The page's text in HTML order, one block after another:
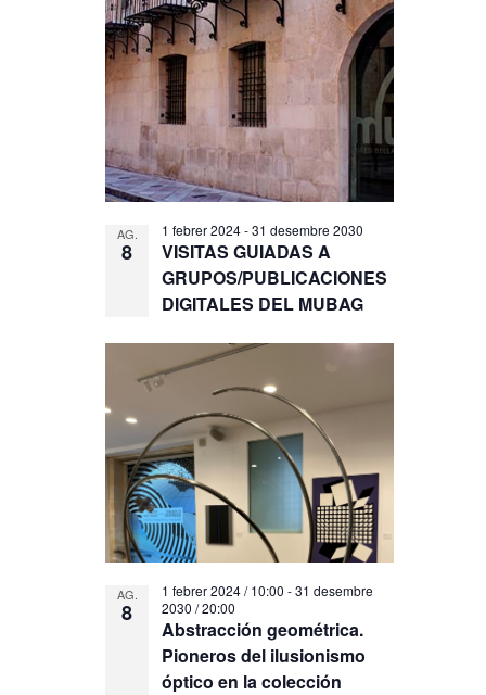
AG.
8
VISITAS GUIADAS A
GRUPOS/PUBLICACIONES
DIGITALES DEL MUBAG
1 febrer 2024-31 desembre 2030
AG.
8
Abstracción geométrica.
Pioneros del ilusionismo
óptico en la colección
1 febrer 2024 / 10:00 -31 desembre
2030 / 20:00